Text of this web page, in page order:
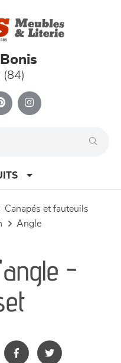
(84)
canapés et fauteuils
angle
-